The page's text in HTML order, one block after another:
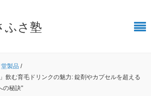
ふさ塾
製品 /
飲む育毛ドリンクの魅力: 錠剤やカプセルを超える
の秘訣"